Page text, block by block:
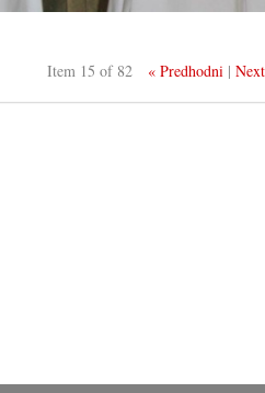
Item 15 of 82 « Predhodni |